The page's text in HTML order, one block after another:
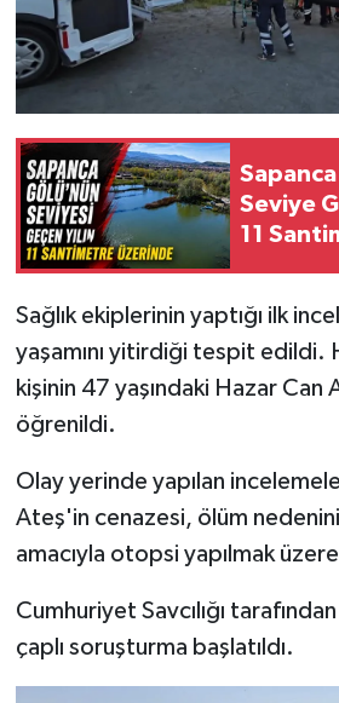
Seviye
11
Sağlık ekiplerinin yaptığı ilk
yaşamını yitirdiği tespit edildi.
kişinin 47 yaşındaki Hazar Can
öğrenildi.
Olay yerinde yapılan
Ateş'in cenazesi, ölüm
amacıyla otopsi yapılmak üzere
Cumhuriyet Savcılığı
çaplı soruşturma başlatıldı.